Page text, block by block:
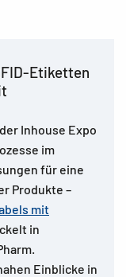
Etiketten
Inhouse Expo
im
für eine
Produkte –
mit
in
Einblicke in